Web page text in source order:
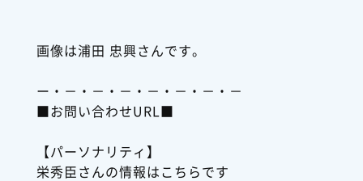
画像は浦田 忠興さんです。
ー・－・－・－・－・－・－・－
■お問い合わせURL■
【パーソナリティ】
栄秀臣さんの情報はこちらです